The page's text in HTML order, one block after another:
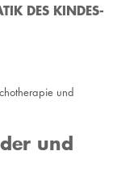
DES KINDES-
und
und